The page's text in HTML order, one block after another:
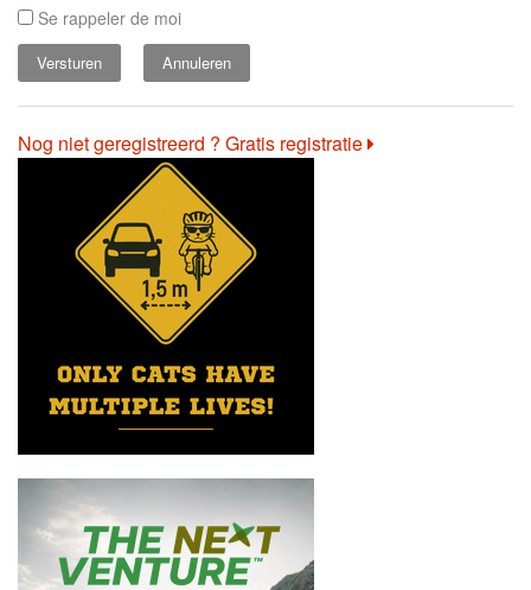
Se rappeler de moi
Annuleren
Nog niet geregistreerd ? Gratis registratie